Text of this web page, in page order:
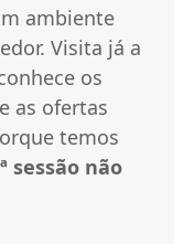
ambiente
Visita já a
os
as ofertas
temos
sessão não